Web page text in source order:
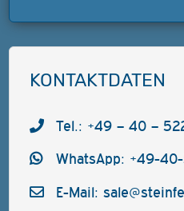
KONTAKTDATEN
Tel.: +49 – 40 –
WhatsApp: +49-
E-Mail: